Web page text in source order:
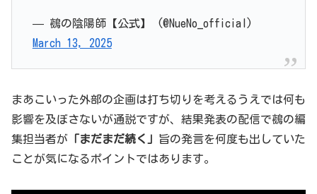
— 鵺の陰陽師【公式】 (@NueNo_official)
March 13, 2025
まあこいった外部の企画は打ち切りを考えるうえでは何も
影響を及ぼさないが通説ですが、結果発表の配信で鵺の編
集担当者が 「まだまだ続く」 旨の発言を何度も出していた
ことが気になるポイントではあります。